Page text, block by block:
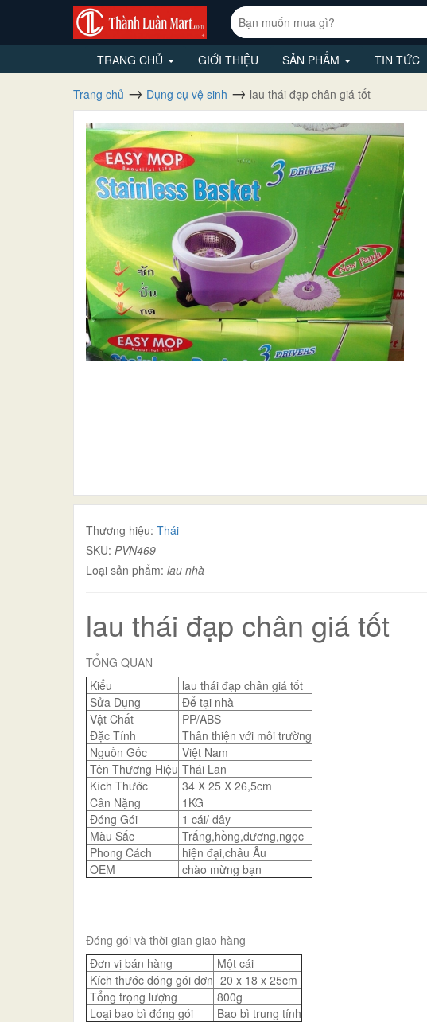
TRANG CHỦ GIỚI THIỆU SẢN PHẨM TIN TỨC
Trang chủ Dụng cụ vệ sinh lau thái đạp chân giá tốt
Thương hiệu: Thái
SKU: PVN469
Loại sản phẩm: lau nhà
lau thái đạp chân giá tốt
TỔNG QUAN
Kiểu
lau thái đạp chân giá tốt
Sửa Dụng
Để tại nhà
Vật Chất
PP/ABS
Đặc Tính
Thân thiện với môi trường
Nguồn Gốc
Việt Nam
Tên Thương Hiệu Thái Lan
Kích Thước
34 X 25 X 26,5cm
Cân Nặng
1KG
Đóng Gói
1 cái/ dây
Màu Sắc
Trắng,hồng,dương,ngọc
Phong Cách
hiện đại,châu Âu
OEM
chào mừng bạn
Đóng gói và thời gian giao hàng
Đơn vị bán hàng
Một cái
Kích thước đóng gói đơn 20 x 18 x 25cm
Tổng trọng lượng
800g
Loại bao bì đóng gói
Bao bì trung tính